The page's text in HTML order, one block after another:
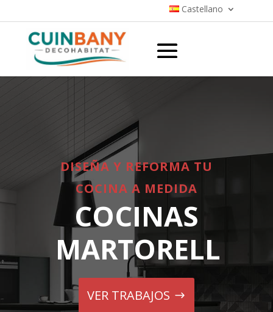
Castellano
DISEÑA Y REFORMA TU
COCINA A MEDIDA
COCINAS
MARTORELL
VER TRABAJOS